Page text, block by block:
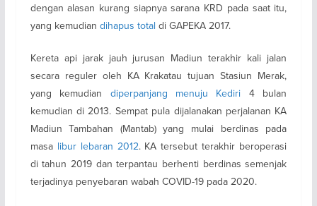
dengan alasan kurang siapnya sarana KRD pada saat itu,
yang kemudian dihapus total di GAPEKA 2017.
Kereta api jarak jauh jurusan Madiun terakhir kali jalan
secara reguler oleh KA Krakatau tujuan Stasiun Merak,
yang kemudian diperpanjang menuju Kediri 4 bulan
kemudian di 2013. Sempat pula dijalanakan perjalanan KA
Madiun Tambahan (Mantab) yang mulai berdinas pada
masa libur lebaran 2012. KA tersebut terakhir beroperasi
di tahun 2019 dan terpantau berhenti berdinas semenjak
terjadinya penyebaran wabah COVID-19 pada 2020.